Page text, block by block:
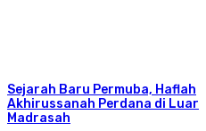
Sejarah Baru Permuba, Haflah
Akhirussanah Perdana di Luar
Madrasah